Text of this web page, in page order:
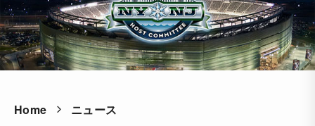
Home ニュース